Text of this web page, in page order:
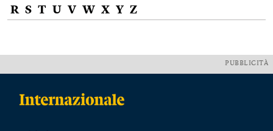
R S T U V W X Y Z
PUBBLICITÀ